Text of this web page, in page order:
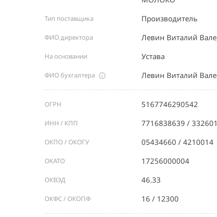
Тип поставщика Производитель
ФИО директора Левин Виталий
На основании Устава
ФИО бухгалтера Левин Виталий
ОГРН 5167746290542
ИНН / КПП 7716838639 /
ОКПО / ОКОГУ 05434660 / 4210014
ОКАТО 17256000004
ОКВЭД 46.33
ОКФС / ОКОПФ 16 / 12300